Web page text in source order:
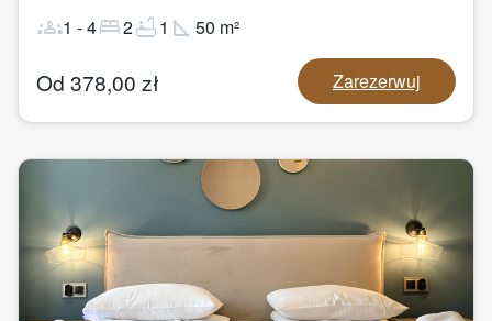
groups1 -4bed2bathtub1 square_foot 50 m²
Od 378,00 zł Zarezerwuj